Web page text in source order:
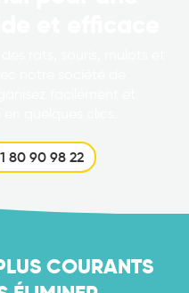
80 90 98 22
COURANTS